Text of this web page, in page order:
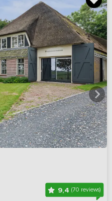
9,4 (70 reviews)